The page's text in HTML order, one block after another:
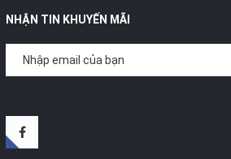
NHẬN TIN KHUYẾN MÃI